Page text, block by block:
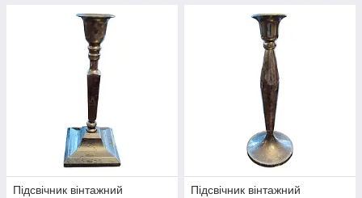
Підсвічник вінтажний
Підсвічник вінтажний